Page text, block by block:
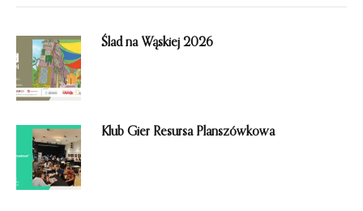
m
i
e
n
i
e
Ślad na Wąskiej 2026
Klub Gier Resursa Planszówkowa